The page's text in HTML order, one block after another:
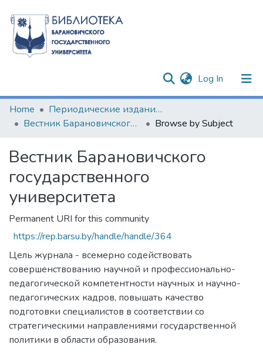
Log In (current)
Communities & Collections
Home
Периодические издания БарГУ
Вестник Барановичского государственного университета
Browse by Subject
Вестник Барановичского
государственного
университета
Permanent URI for this community
https://rep.barsu.by/handle/handle/364
Цель журнала - всемерно содействовать
совершенствованию научной и профессионально-
педагогической компетентности научных и научно-
педагогических кадров, повышать качество
подготовки специалистов в соответствии со
стратегическими направлениями государственной
политики в области образования.